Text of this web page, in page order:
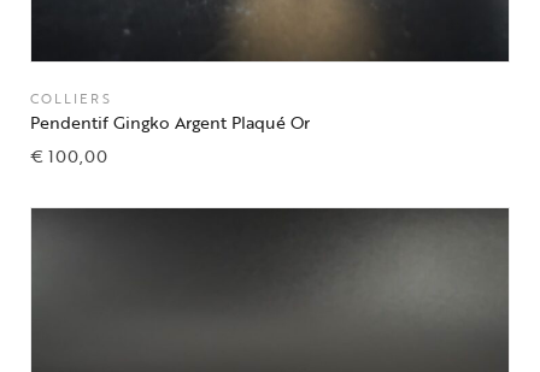
COLLIERS
Pendentif Gingko Argent Plaqué Or
€100,00